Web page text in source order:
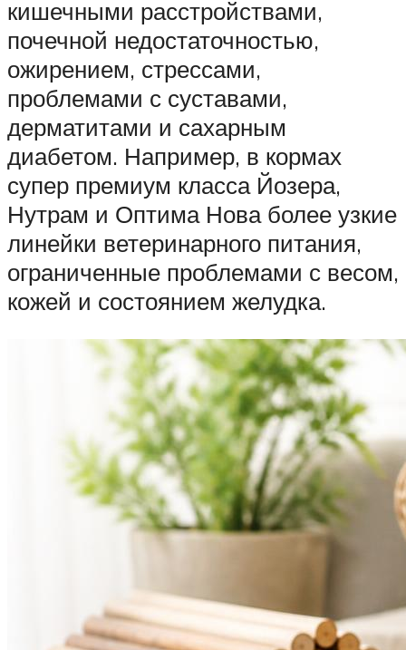
кишечными расстройствами,
почечной недостаточностью,
ожирением, стрессами,
проблемами с суставами,
дерматитами и сахарным
диабетом. Например, в кормах
супер премиум класса Йозера,
Нутрам и Оптима Нова более узкие
линейки ветеринарного питания,
ограниченные проблемами с весом,
кожей и состоянием желудка.